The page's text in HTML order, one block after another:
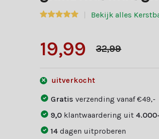
Bekijk alles
19,99 32,99
uitverkocht
Gratisverzending vanaf €49,-
9,0 klantwaardering uit
14dagen uitproberen